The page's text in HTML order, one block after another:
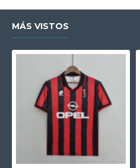
MÁS VISTOS